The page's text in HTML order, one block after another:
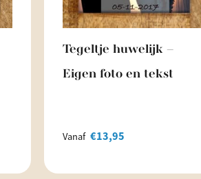
Tegeltje huwelijk –
Eigen foto en tekst
Vanaf €13,95